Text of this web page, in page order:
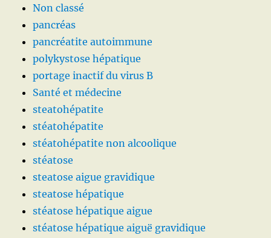
Non classé
pancréas
pancréatite autoimmune
polykystose hépatique
portage inactif du virus B
Santé et médecine
steatohépatite
stéatohépatite
stéatohépatite non alcoolique
stéatose
steatose aigue gravidique
steatose hépatique
stéatose hépatique aigue
stéatose hépatique aiguë gravidique